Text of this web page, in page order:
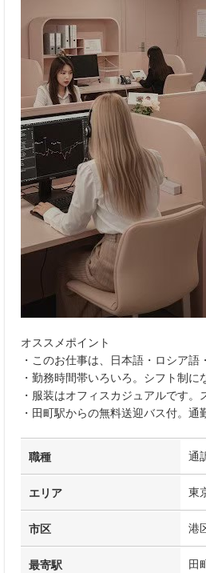
オススメポイント
・このお仕事は、日本語・ロシア
・勤務時間帯いろいろ。シフト制
・服装はオフィスカジュアルです。
・田町駅からの無料送迎バス付。通
職種 通
エリア 東
市区 港
最寄駅 田